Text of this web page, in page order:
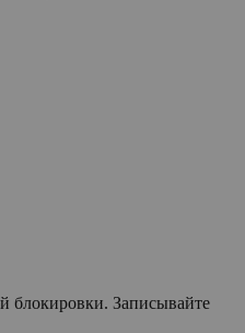
блокировки. Записывайте